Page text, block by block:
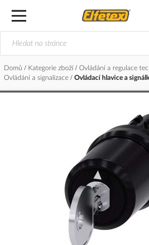
Domů Kategorie zboží
Ovládání a regulace
Ovládání a signalizace
Ovládací hlavice a